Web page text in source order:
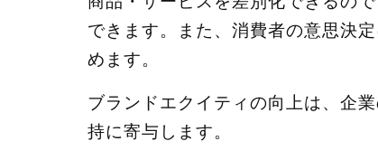
できます。また、消費者の意思決
めます。
ブランドエクイティの向上は、企
持に寄与します。